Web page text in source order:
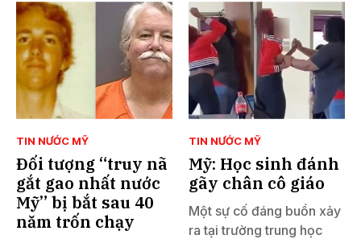
TIN NƯỚC MỸ
Đối tượng “truy nã
gắt gao nhất nước
Mỹ” bị bắt sau 40
năm trốn chạy
TIN NƯỚC MỸ
Mỹ: Học sinh đánh
gãy chân cô giáo
Một sự cố đáng buồn xảy
ra tại trường trung học